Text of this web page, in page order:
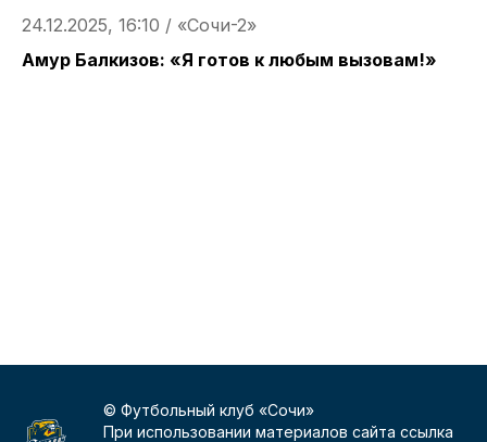
24.12.2025, 16:10 / «Cочи-2»
Амур Балкизов: «Я готов к любым вызовам!»
© Футбольный клуб «Сочи»
При использовании материалов сайта ссылка